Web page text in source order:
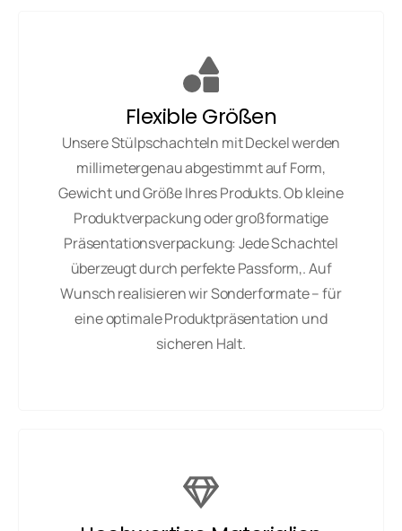
Flexible Größen
Unsere Stülpschachteln mit Deckel werden
millimetergenau abgestimmt auf Form,
Gewicht und Größe Ihres Produkts. Ob kleine
Produktverpackung oder großformatige
Präsentationsverpackung: Jede Schachtel
überzeugt durch perfekte Passform,. Auf
Wunsch realisieren wir Sonderformate – für
eine optimale Produktpräsentation und
sicheren Halt.